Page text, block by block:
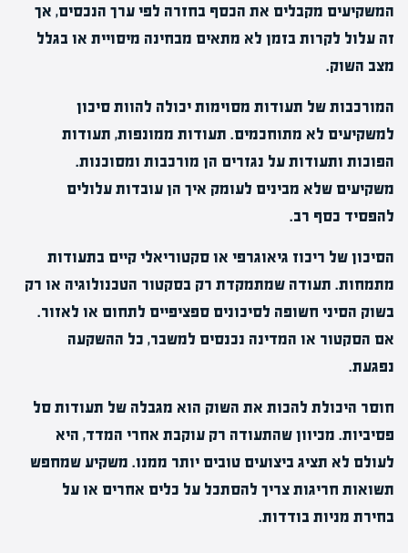
המשקיעים מקבלים את הכסף בחזרה לפי ערך הנכסים, אך
זה עלול לקרות בזמן לא מתאים מבחינה מיסויית או בגלל
מצב השוק.
המורכבות של תעודות מסוימות יכולה להוות סיכון
למשקיעים לא מתוחכמים. תעודות ממונפות, תעודות
הפוכות ותעודות על נגזרים הן מורכבות ומסוכנות.
משקיעים שלא מבינים לעומק איך הן עובדות עלולים
להפסיד כסף רב.
הסיכון של ריכוז גיאוגרפי או סקטוריאלי קיים בתעודות
מתמחות. תעודה שמתמקדת רק בסקטור הטכנולוגיה או רק
בשוק הסיני חשופה לסיכונים ספציפיים לתחום או לאזור.
אם הסקטור או המדינה נכנסים למשבר, כל ההשקעה
נפגעת.
חוסר היכולת להכות את השוק הוא מגבלה של תעודות סל
פסיביות. מכיוון שהתעודה רק עוקבת אחרי המדד, היא
לעולם לא תציג ביצועים טובים יותר ממנו. משקיע שמחפש
תשואות חריגות צריך להסתכל על כלים אחרים או על
בחירת מניות בודדות.